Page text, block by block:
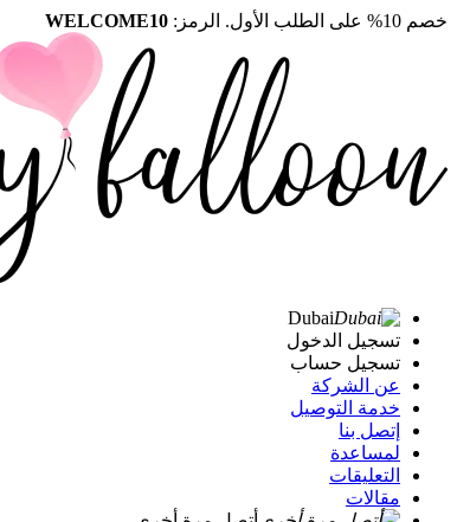
خصم 10% على الطلب الأول. الرمز: WELCOME10
Dubai
تسجيل الدخول
تسجيل حساب
عن الشركة
خدمة التوصيل
إتصل بنا
لمساعدة
التعليقات
مقالات